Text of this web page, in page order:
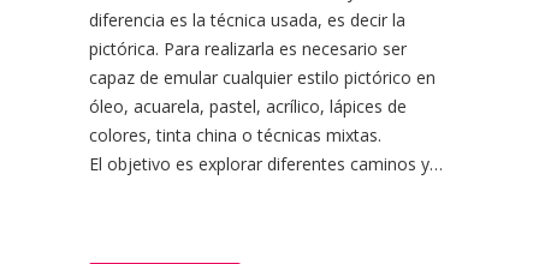
diferencia es la técnica usada, es decir la
pictórica. Para realizarla es necesario ser
capaz de emular cualquier estilo pictórico en
óleo, acuarela, pastel, acrílico, lápices de
colores, tinta china o técnicas mixtas.
El objetivo es explorar diferentes caminos y…